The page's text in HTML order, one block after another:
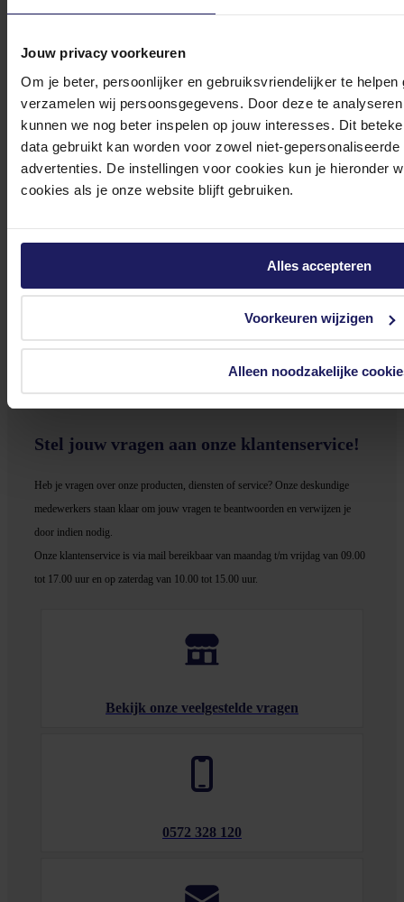
Jouw privacy voorkeuren
Om je beter, persoonlijker en gebruiksvriendelijker te
verzamelen wij persoonsgegevens. Door deze te
kunnen we nog beter inspelen op jouw interesses. Dit
data gebruikt kan worden voor zowel niet-
advertenties. De instellingen voor cookies kun je hieronder
cookies als je onze website blijft gebruiken.
Alles accepteren
Voorkeuren wijzigen
Alleen noodzakelijke
Jabra Headset Engage 55 SE USB-C MS Duo
Volgende werkdag in huis
212,23
In winkel­wagen
Jabra Evolve2 65 MS Stereo + Stand - Bluetooth Headset
Incl. 21% BTW
Stel jouw vragen aan onze klantenservice!
Heb je vragen over onze producten, diensten of service? Onze deskundige
medewerkers staan klaar om jouw vragen te beantwoorden en verwijzen je
door indien nodig.
Onze klantenservice is via mail bereikbaar van maandag t/m vrijdag van 09.00
tot 17.00 uur en op zaterdag van 10.00 tot 15.00 uur.
Bekijk onze veelgestelde vragen
0572 328 120